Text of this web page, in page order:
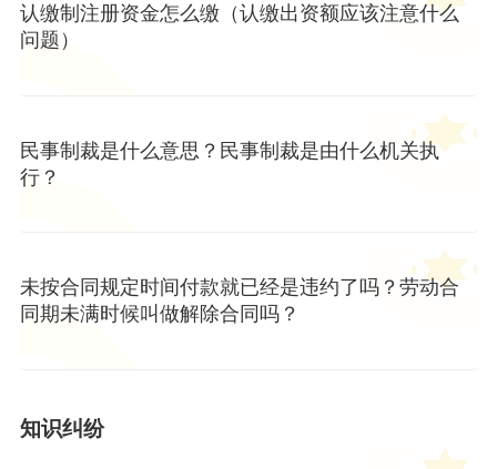
认缴制注册资金怎么缴（认缴出资额应该注意什么
问题）
民事制裁是什么意思？民事制裁是由什么机关执
行？
未按合同规定时间付款就已经是违约了吗？劳动合
同期未满时候叫做解除合同吗？
知识纠纷